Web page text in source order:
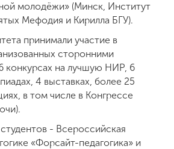
молодёжи» (Минск, Институт
Мефодия и Кирилла БГУ).
принимали участие в
сторонними
конкурсах на лучшую НИР, 6
4 выставках, более 25
в том числе в Конгрессе
- Всероссийская
«Форсайт-педагогика» и